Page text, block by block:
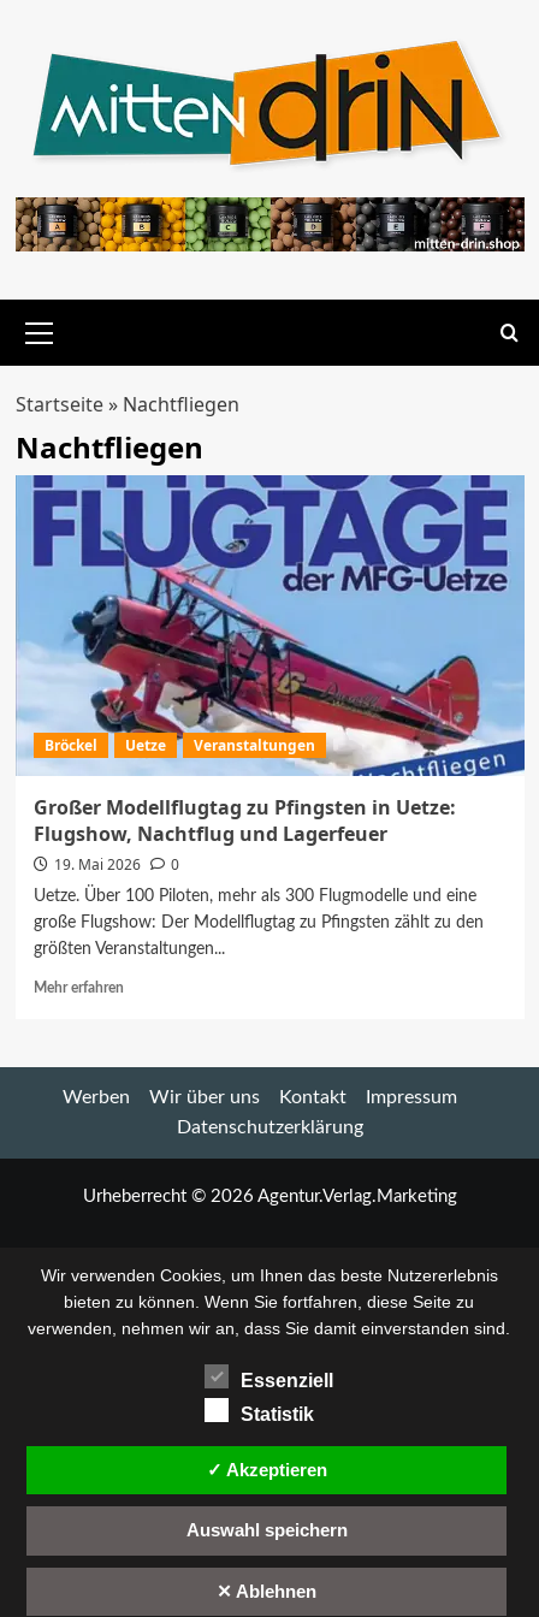
springen
Menü
Startseite» Nachtfliegen
Nachtfliegen
Bröckel Uetze Veranstaltungen
Großer Modellflugtag zu Pfingsten in Uetze:
Flugshow, Nachtflug und Lagerfeuer
19. Mai 2026 0
Uetze. Über 100 Piloten, mehr als 300 Flugmodelle und eine
große Flugshow: Der Modellflugtag zu Pfingsten zählt zu den
größten Veranstaltungen...
Mehr erfahrenMehr
zu
Pfingsten
Flugshow,
Werben Wir über uns Kontakt
Impressum
Datenschutzerklärung
Urheberrecht © 2026 Agentur.Verlag.Marketing
Wir verwenden Cookies, um Ihnen das beste Nutzererlebnis
bieten zu können. Wenn Sie fortfahren, diese Seite zu
verwenden, nehmen wir an, dass Sie damit einverstanden sind.
Essenziell
Statistik
✓ Akzeptieren
Auswahl speichern
✕ Ablehnen